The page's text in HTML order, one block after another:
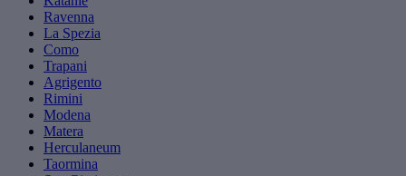
Ravenna
La Spezia
Como
Trapani
Agrigento
Rimini
Modena
Matera
Herculaneum
Taormina